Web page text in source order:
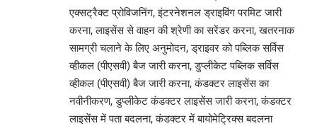
एक्सट्रैक्ट प्रोविजनिंग, इंटरनेशनल ड्राइविंग परमिट जारी
करना, लाइसेंस से वाहन की श्रेणी का सरेंडर करना, खतरनाक
सामग्री चलाने के लिए अनुमोदन, ड्राइवर को पब्लिक सर्विस
व्हीकल (पीएसवी) बैज जारी करना, डुप्लीकेट पब्लिक सर्विस
व्हीकल (पीएसवी) बैज जारी करना, कंडक्टर लाइसेंस का
नवीनीकरण, डुप्लीकेट कंडक्टर लाइसेंस जारी करना, कंडक्टर
लाइसेंस में पता बदलना, कंडक्टर में बायोमेट्रिक्स बदलना